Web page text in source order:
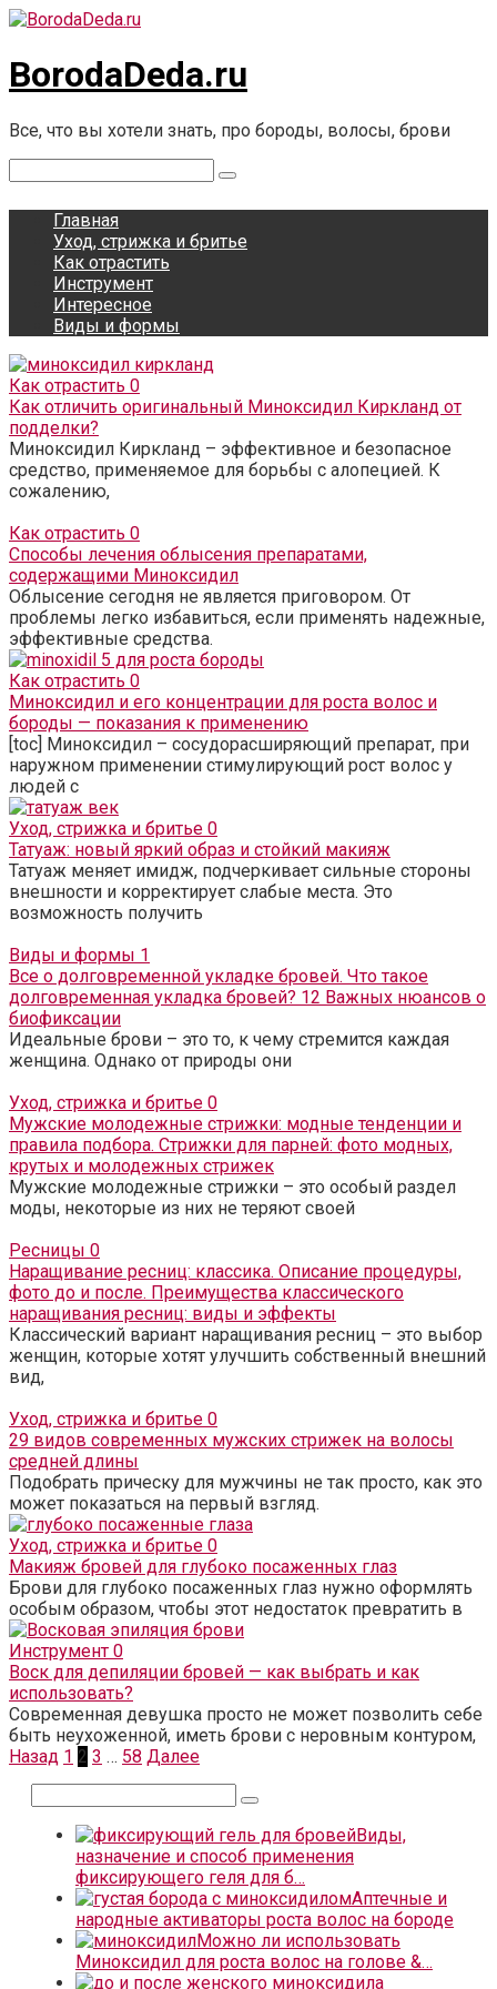
Перейти
контенту
BorodaDeda.ru
Все, что вы хотели знать, про бороды, волосы, брови
Главная
Уход, стрижка и бритье
Как отрастить
Инструмент
Интересное
Виды и формы
Как отрастить 0
Как отличить оригинальный Миноксидил Киркланд от
подделки?
Миноксидил Киркланд – эффективное и безопасное
средство, применяемое для борьбы с алопецией. К
сожалению,
Как отрастить 0
Способы лечения облысения препаратами,
содержащими Миноксидил
Облысение сегодня не является приговором. От
проблемы легко избавиться, если применять надежные,
эффективные средства.
Как отрастить 0
Миноксидил и его концентрации для роста волос и
бороды — показания к применению
[toc] Миноксидил – сосудорасширяющий препарат, при
наружном применении стимулирующий рост волос у
людей с
Уход, стрижка и бритье 0
Татуаж: новый яркий образ и стойкий макияж
Татуаж меняет имидж, подчеркивает сильные стороны
внешности и корректирует слабые места. Это
возможность получить
Виды и формы 1
Все о долговременной укладке бровей. Что такое
долговременная укладка бровей? 12 Важных нюансов о
биофиксации
Идеальные брови – это то, к чему стремится каждая
женщина. Однако от природы они
Уход, стрижка и бритье 0
Мужские молодежные стрижки: модные тенденции и
правила подбора. Стрижки для парней: фото модных,
крутых и молодежных стрижек
Мужские молодежные стрижки – это особый раздел
моды, некоторые из них не теряют своей
Ресницы 0
Наращивание ресниц: классика. Описание процедуры,
фото до и после. Преимущества классического
наращивания ресниц: виды и эффекты
Классический вариант наращивания ресниц – это выбор
женщин, которые хотят улучшить собственный внешний
вид,
Уход, стрижка и бритье 0
29 видов современных мужских стрижек на волосы
средней длины
Подобрать прическу для мужчины не так просто, как это
может показаться на первый взгляд.
Уход, стрижка и бритье 0
Макияж бровей для глубоко посаженных глаз
Брови для глубоко посаженных глаз нужно оформлять
особым образом, чтобы этот недостаток превратить в
Инструмент 0
Воск для депиляции бровей — как выбрать и как
использовать?
Современная девушка просто не может позволить себе
быть неухоженной, иметь брови с неровным контуром,
Пагинация
Назад 1 2 3 … 58 Далее
Виды,
назначение и способ применения
фиксирующего геля для б…
Аптечные и
народные активаторы роста волос на бороде
Можно ли использовать
Миноксидил для роста волос на голове &…